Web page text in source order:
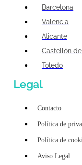
Barcelona
Valencia
Alicante
Castellón
Toledo
Legal
Contacto
Política de
Política de
Aviso Legal